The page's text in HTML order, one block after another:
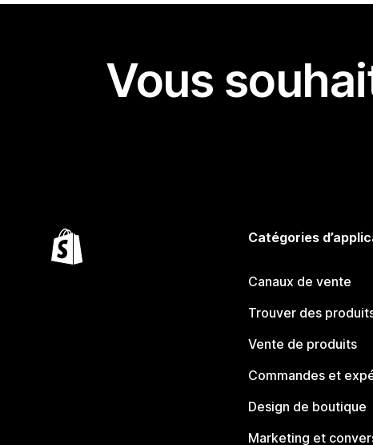
Vous
Catégories
Canaux de vente
Trouver des
Vente de produits
Commandes et
Design de boutique
Marketing et